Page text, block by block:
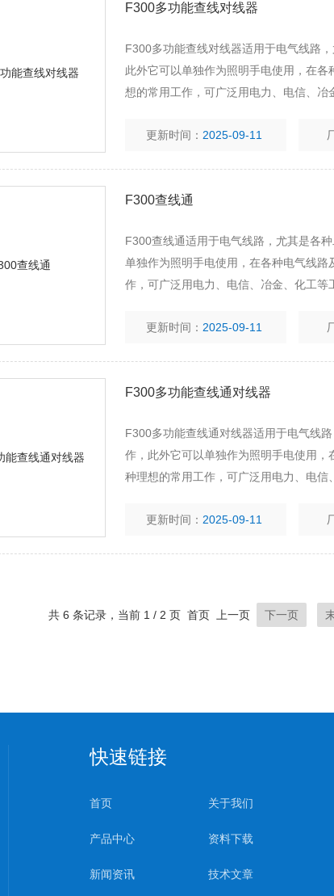
F300多功能查线对线器
F300多功能查线对线器适用于电气线路
此外它可以单独作为照明手电使用，在
想的常用工作，可广泛用电力、电信、冶
更新时间： 2025-09-11
F300查线通
F300查线通适用于电气线路，尤其是各
单独作为照明手电使用，在各种电气线
作，可广泛用电力、电信、冶金、化工等
更新时间： 2025-09-11
F300多功能查线通对线器
F300多功能查线通对线器适用于电气线
作，此外它可以单独作为照明手电使用
种理想的常用工作，可广泛用电力、电
更新时间： 2025-09-11
共 6 条记录，当前 1 / 2 页 首页 上一页 下一页
快速链接
首页 关于我们
产品中心 资料下载
新闻资讯 技术文章